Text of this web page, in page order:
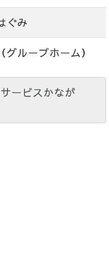
ぐみ
ループホーム）
ービスかなが